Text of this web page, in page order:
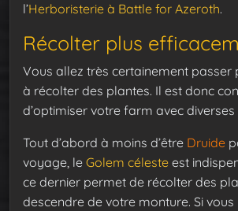
l’Herboristerie à Battle for Azeroth.
Récolter plus
Vous allez très certainement passer
à récolter des plantes. Il est donc
d’optimiser votre farm avec
Tout d’abord à moins d’être Druide
voyage, le Golem céleste est
ce dernier permet de récolter des
descendre de votre monture. Si vous